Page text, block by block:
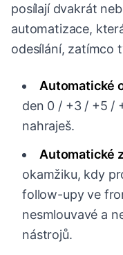
posílají dvakrát
automatizace,
odesílání, zatímco
Automatické
den 0 / +3 / +5 /
nahraješ.
Automatické
okamžiku, kdy
follow-upy ve
nesmlouvavé a
nástrojů.